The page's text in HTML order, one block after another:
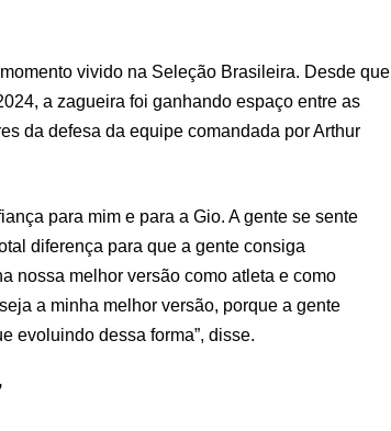
vivido na Seleção Brasileira. Desde que
a zagueira foi ganhando espaço entre as
da defesa da equipe comandada por Arthur
para mim e para a Gio. A gente se sente
diferença para que a gente consiga
nossa melhor versão como atleta e como
a minha melhor versão, porque a gente
evoluindo dessa forma”, disse.